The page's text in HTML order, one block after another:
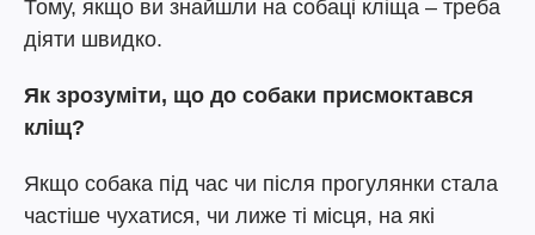
Тому, якщо ви знайшли на собаці кліща – треба
діяти швидко.
Як зрозуміти, що до собаки присмоктався
кліщ?
Якщо собака під час чи після прогулянки стала
частіше чухатися, чи лиже ті місця, на які